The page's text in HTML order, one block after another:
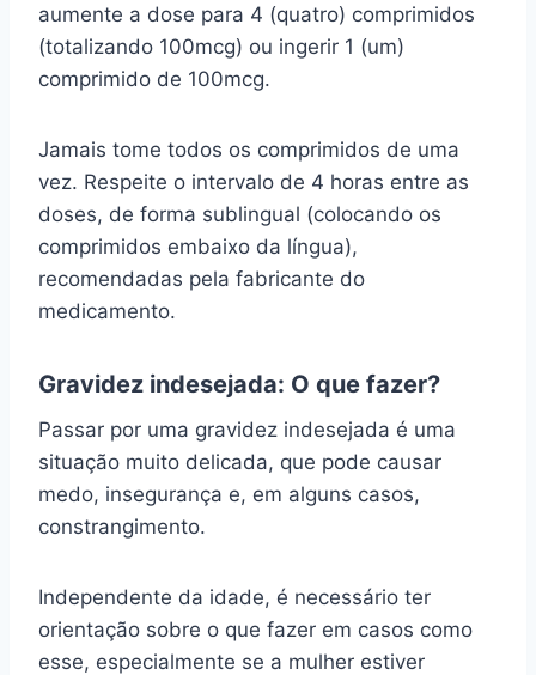
aumente a dose para 4 (quatro) comprimidos
(totalizando 100mcg) ou ingerir 1 (um)
comprimido de 100mcg.
Jamais tome todos os comprimidos de uma
vez. Respeite o intervalo de 4 horas entre as
doses, de forma sublingual (colocando os
comprimidos embaixo da língua),
recomendadas pela fabricante do
medicamento.
Gravidez indesejada: O que fazer?
Passar por uma gravidez indesejada é uma
situação muito delicada, que pode causar
medo, insegurança e, em alguns casos,
constrangimento.
Independente da idade, é necessário ter
orientação sobre o que fazer em casos como
esse, especialmente se a mulher estiver